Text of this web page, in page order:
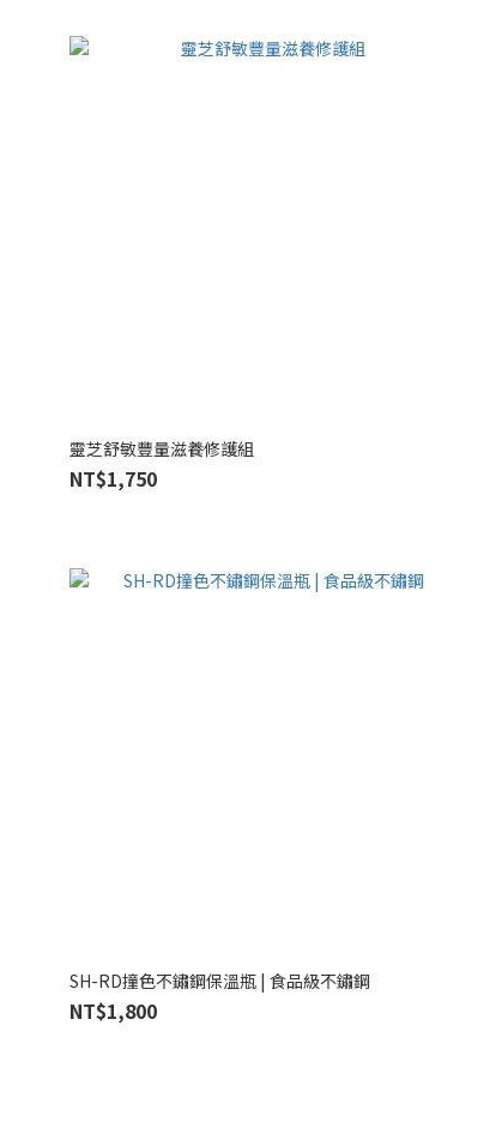
靈芝舒敏豐量滋養修護組
NT$1,750
SH-RD撞色不鏽鋼保溫瓶 | 食品級不鏽鋼
NT$1,800